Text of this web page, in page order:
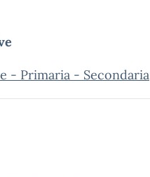
- Primaria - Secondaria